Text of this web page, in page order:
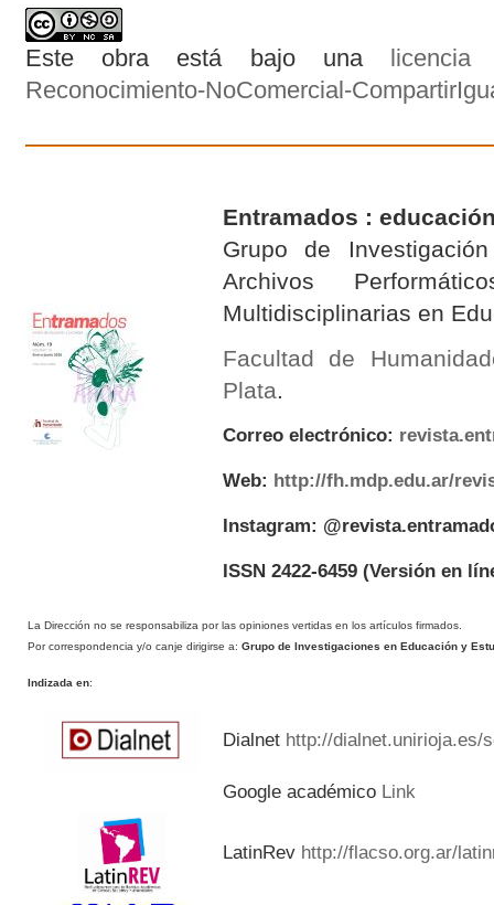
Este obra está bajo una licencia
Reconocimiento-NoComercial-
Entramados :
Grupo de
Archivos
Multidisciplinarias en
Facultad de
Plata.
Correo electrónico:
Web: http://fh.mdp.edu.ar/
Instagram:
ISSN 2422-6459(Versión en
La Dirección no se responsabiliza por las opiniones vertidas en los artículos firmados.
Por correspondencia y/o canje dirigirse a: Grupo de Investigaciones en Educación y
Indizada en:
Dialnet http://dialnet.unirioja.es/
Google académico Link
LatinRev http://flacso.org.ar/